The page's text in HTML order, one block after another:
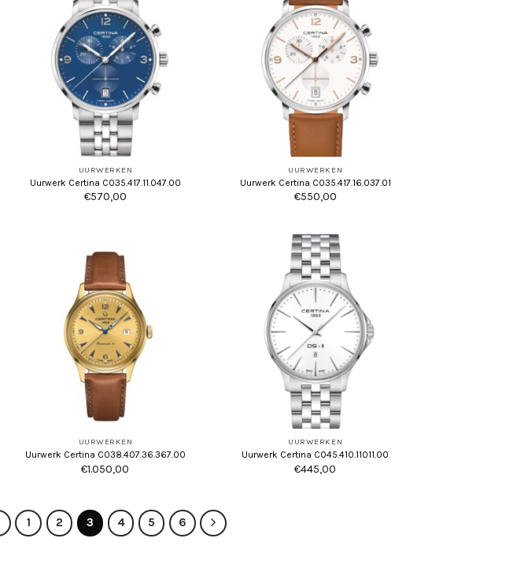
UURWERKEN
Uurwerk Certina C035.417.11.047.00
€570,00
UURWERKEN
Uurwerk Certina C035.417.16.037.01
€550,00
UURWERKEN
Uurwerk Certina C038.407.36.367.00
€1.050,00
UURWERKEN
Uurwerk Certina C045.410.11011.00
€445,00
1 2 3 4 5 6